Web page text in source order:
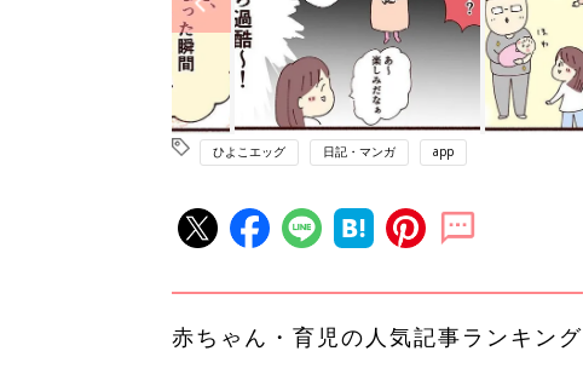
ひよこエッグ 日記・マンガ app
赤ちゃん・育児の人気記事ランキング